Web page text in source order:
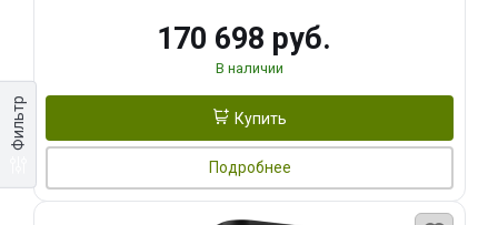
Фильтр
170 698 руб.
В наличии
Купить
Подробнее